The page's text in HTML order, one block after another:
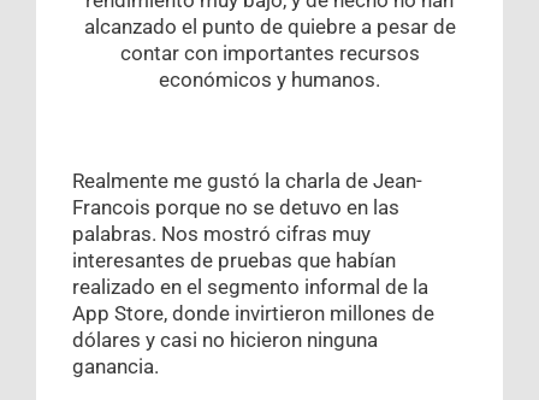
alcanzado el punto de quiebre a pesar de
contar con importantes recursos
económicos y humanos.
Realmente me gustó la charla de Jean-
Francois porque no se detuvo en las
palabras. Nos mostró cifras muy
interesantes de pruebas que habían
realizado en el segmento informal de la
App Store, donde invirtieron millones de
dólares y casi no hicieron ninguna
ganancia.